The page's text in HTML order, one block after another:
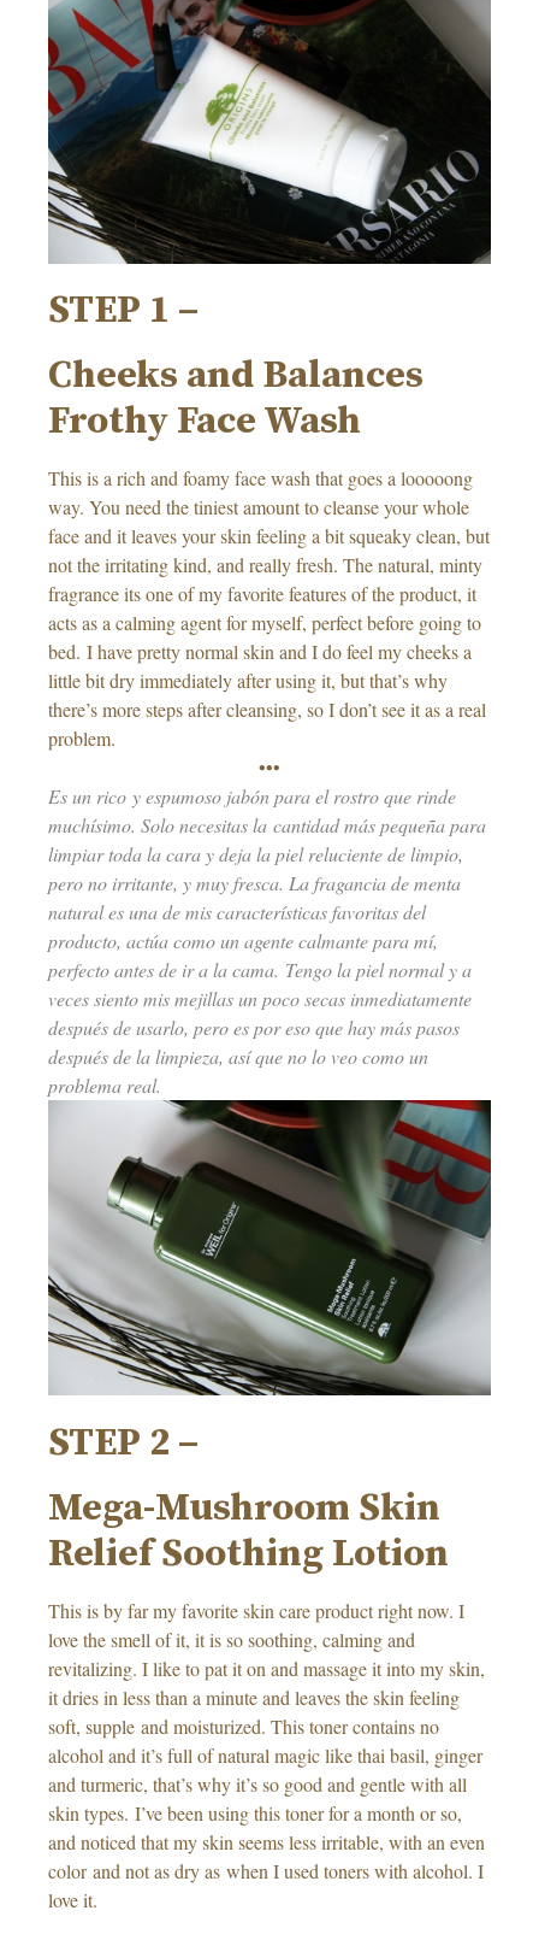
STEP 1 –
Cheeks and Balances
Frothy Face Wash
This is a rich and foamy face wash that goes a looooong
way. You need the tiniest amount to cleanse your whole
face and it leaves your skin feeling a bit squeaky clean, but
not the irritating kind, and really fresh. The natural, minty
fragrance its one of my favorite features of the product, it
acts as a calming agent for myself, perfect before going to
bed. I have pretty normal skin and I do feel my cheeks a
little bit dry immediately after using it, but that’s why
there’s more steps after cleansing, so I don’t see it as a real
problem.
•••
Es un rico y espumoso jabón para el rostro que rinde
muchísimo. Solo necesitas la cantidad más pequeña para
limpiar toda la cara y deja la piel reluciente de limpio,
pero no irritante, y muy fresca. La fragancia de menta
natural es una de mis características favoritas del
producto, actúa como un agente calmante para mí,
perfecto antes de ir a la cama. Tengo la piel normal y a
veces siento mis mejillas un poco secas inmediatamente
después de usarlo, pero es por eso que hay más pasos
después de la limpieza, así que no lo veo como un
problema real.
STEP 2 –
Mega-Mushroom Skin
Relief Soothing Lotion
This is by far my favorite skin care product right now. I
love the smell of it, it is so soothing, calming and
revitalizing. I like to pat it on and massage it into my skin,
it dries in less than a minute and leaves the skin feeling
soft, supple and moisturized. This toner contains no
alcohol and it’s full of natural magic like thai basil, ginger
and turmeric, that’s why it’s so good and gentle with all
skin types. I’ve been using this toner for a month or so,
and noticed that my skin seems less irritable, with an even
color and not as dry as when I used toners with alcohol. I
love it.